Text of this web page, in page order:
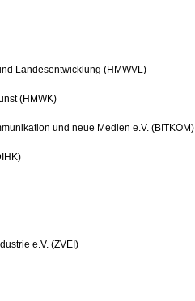
Landesentwicklung (HMWVL)
(HMWK)
und neue Medien e.V. (BITKOM)
e.V. (ZVEI)